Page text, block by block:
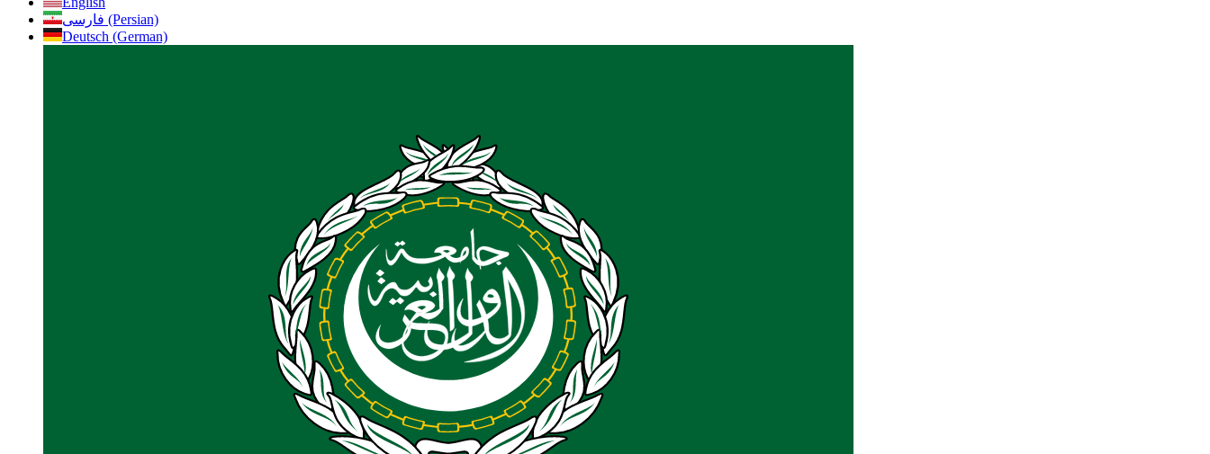
فارسی (Persian)
Deutsch (German)